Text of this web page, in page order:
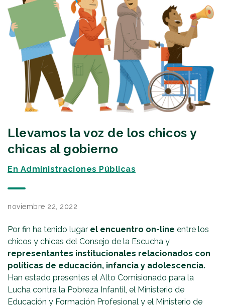
Llevamos la voz de los chicos y
chicas al gobierno
En Administraciones Públicas
noviembre 22, 2022
Por fin ha tenido lugar el encuentro on-line entre los
chicos y chicas del Consejo de la Escucha y
representantes institucionales relacionados con
políticas de educación, infancia y adolescencia.
Han estado presentes el Alto Comisionado para la
Lucha contra la Pobreza Infantil, el Ministerio de
Educación y Formación Profesional y el Ministerio de